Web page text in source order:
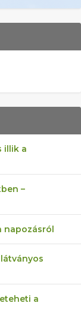
MENŐ!
illik a
–
napozásról
a